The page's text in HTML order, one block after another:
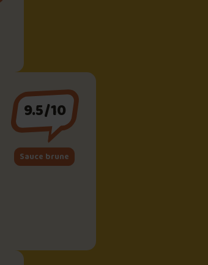
9.5/10
Sauce brune